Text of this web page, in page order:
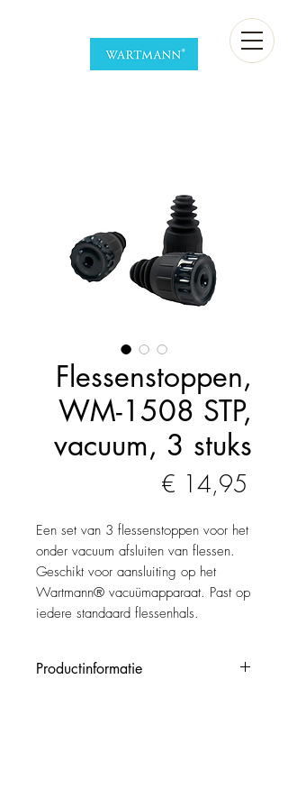
Flessenstoppen,
WM-1508 STP,
vacuum, 3 stuks
€ 14,95
Een set van 3 flessenstoppen voor het
onder vacuum afsluiten van flessen.
Geschikt voor aansluiting op het
Wartmann® vacuümapparaat. Past op
iedere standaard flessenhals.
Productinformatie